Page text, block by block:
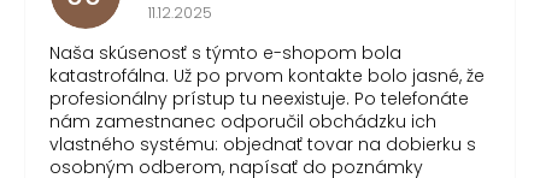
Hodnotenie obchodu je 1 z 5 hviezdičiek.
11.12.2025
Naša skúsenosť s týmto e-shopom bola
katastrofálna. Už po prvom kontakte bolo jasné, že
profesionálny prístup tu neexistuje. Po telefonáte
nám zamestnanec odporučil obchádzku ich
vlastného systému: objednať tovar na dobierku s
osobným odberom, napísať do poznámky